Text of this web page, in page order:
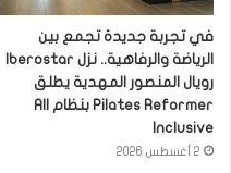
في تجربة جديدة تجمع بين
رويال المنصور المهدية يطلق
Pilates Reformer بنظام All
Inclusive
2 أغسطس 2026